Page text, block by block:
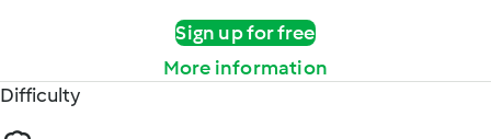
Sign up for free
More information
Difficulty